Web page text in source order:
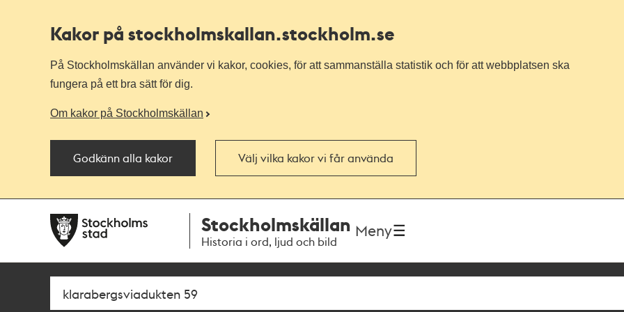
Kakor på stockholmskallan.stockholm.se
På Stockholmskällan använder vi kakor, cookies, för att sammanställa statistik och för att webbplatsen ska
fungera på ett bra sätt för dig.
Om kakor på Stockholmskällan
Godkänn alla kakor Välj vilka kakor vi får använda
navigationen
huvudinnehållet
Stockholmskällan
Historia i ord, ljud och bild
Meny
Sök